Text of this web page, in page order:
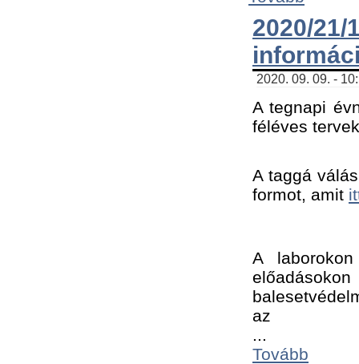
2020/
2020. 09. 09. -
A tegnapi
féléves
A taggá
formot, amit
A
az ﻿
Tovább